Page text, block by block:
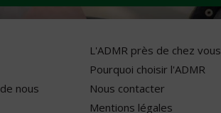
nous
L'ADMR près de chez vous
Pourquoi choisir l'ADMR
Nous contacter
Mentions légales